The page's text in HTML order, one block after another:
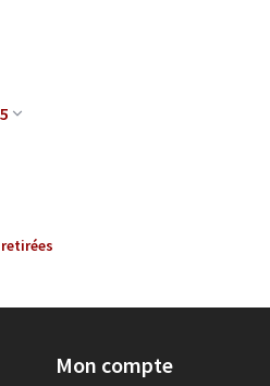
Mon compte